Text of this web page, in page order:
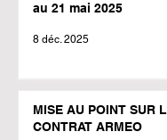
au 21 mai 2025
8 déc. 2025
MISE AU POINT SUR
CONTRAT ARMEO